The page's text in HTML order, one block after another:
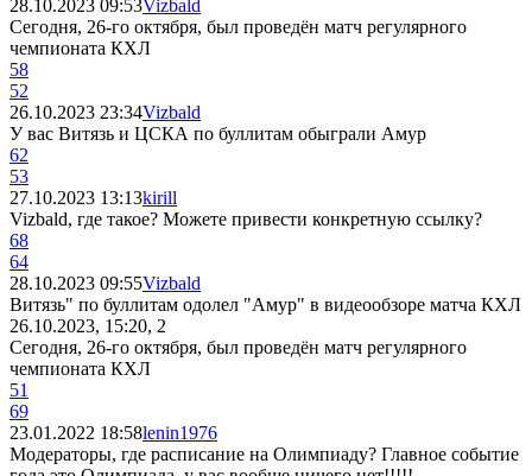
28.10.2023 09:53Vizbald
Сегодня, 26-го октября, был проведён матч регулярного
чемпионата КХЛ
58
52
26.10.2023 23:34Vizbald
У вас Витязь и ЦСКА по буллитам обыграли Амур
62
53
27.10.2023 13:13kirill
Vizbald, где такое? Можете привести конкретную ссылку?
68
64
28.10.2023 09:55Vizbald
Витязь" по буллитам одолел "Амур" в видеообзоре матча КХЛ
26.10.2023, 15:20, 2
Сегодня, 26-го октября, был проведён матч регулярного
чемпионата КХЛ
51
69
23.01.2022 18:58lenin1976
Модераторы, где расписание на Олимпиаду? Главное событие